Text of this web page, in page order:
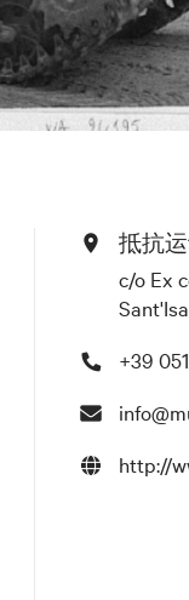
抵抗
c/o Ex
+39
http://